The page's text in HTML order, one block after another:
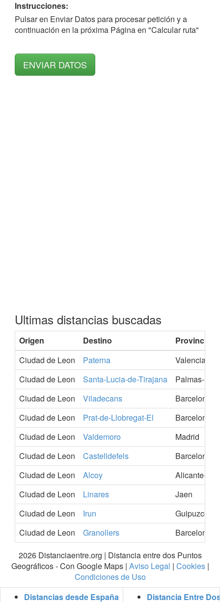
Instrucciones:
Pulsar en Enviar Datos para procesar petición y a
continuación en la próxima Página en "Calcular ruta"
Ultimas distancias buscadas
Origen Destino
Provincia
Ciudad de Leon
Paterna
Valencia
Ciudad de Leon
Santa-Lucia-de-Tirajana
Palmas-Las
Ciudad de Leon
Viladecans
Barcelona
Ciudad de Leon
Prat-de-Llobregat-El
Barcelona
Ciudad de Leon
Valdemoro
Madrid
Ciudad de Leon
Castelldefels
Barcelona
Ciudad de Leon
Alcoy
Alicante-
Ciudad de Leon
Linares
Jaen
Ciudad de Leon
Irun
Guipuzcoa
Ciudad de Leon
Granollers
Barcelona
2026 Distanciaentre.org | Distancia entre dos Puntos
Geográficos - Con Google Maps | Aviso Legal | Cookies|
Condiciones de Uso
Distancias desde España
Distancia Entre